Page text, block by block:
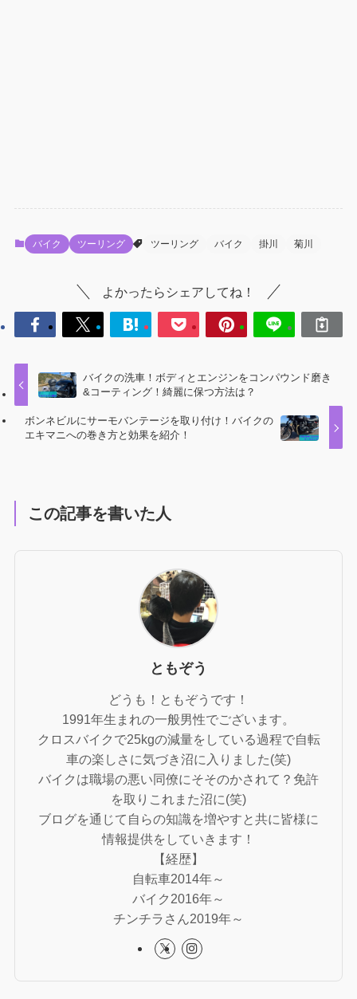
バイク ツーリング ツーリング バイク 掛川 菊川
よかったらシェアしてね！
バイクの洗車！ボディとエンジンをコンパウンド磨き
&コーティング！綺麗に保つ方法は？
ボンネビルにサーモバンテージを取り付け！バイクの
エキマニへの巻き方と効果を紹介！
この記事を書いた人
ともぞう
どうも！ともぞうです！
1991年生まれの一般男性でございます。
クロスバイクで25kgの減量をしている過程で自転
車の楽しさに気づき沼に入りました(笑)
バイクは職場の悪い同僚にそそのかされて？免許
を取りこれまた沼に(笑)
ブログを通じて自らの知識を増やすと共に皆様に
情報提供をしていきます！
【経歴】
自転車2014年～
バイク2016年～
チンチラさん2019年～